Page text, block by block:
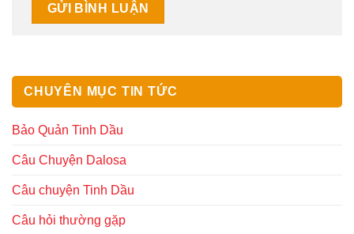
CHUYÊN MỤC TIN TỨC
Bảo Quản Tinh Dầu
Câu Chuyện Dalosa
Câu chuyện Tinh Dầu
Câu hỏi thường gặp